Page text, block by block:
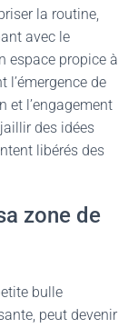
la routine,
avec le
espace propice à
l’émergence de
et l’engagement
des idées
libérés des
zone de
bulle
peut devenir